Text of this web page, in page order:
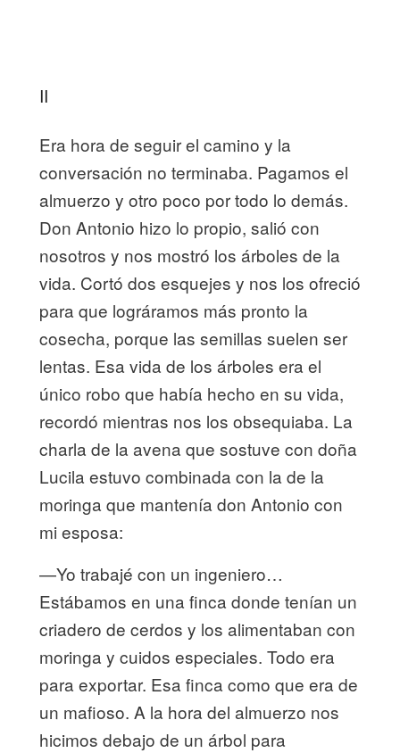
II
Era hora de seguir el camino y la
conversación no terminaba. Pagamos el
almuerzo y otro poco por todo lo demás.
Don Antonio hizo lo propio, salió con
nosotros y nos mostró los árboles de la
vida. Cortó dos esquejes y nos los ofreció
para que lográramos más pronto la
cosecha, porque las semillas suelen ser
lentas. Esa vida de los árboles era el
único robo que había hecho en su vida,
recordó mientras nos los obsequiaba. La
charla de la avena que sostuve con doña
Lucila estuvo combinada con la de la
moringa que mantenía don Antonio con
mi esposa:
—Yo trabajé con un ingeniero…
Estábamos en una finca donde tenían un
criadero de cerdos y los alimentaban con
moringa y cuidos especiales. Todo era
para exportar. Esa finca como que era de
un mafioso. A la hora del almuerzo nos
hicimos debajo de un árbol para